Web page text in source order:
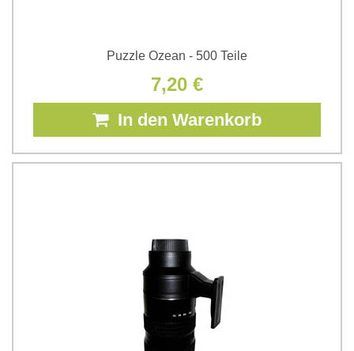
Puzzle Ozean - 500 Teile
7,20 €
In den Warenkorb